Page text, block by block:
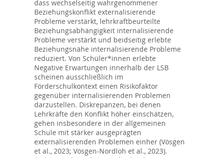
dass wechselseitig wahrgenommener
Beziehungskonflikt externalisierende
Probleme verstärkt, lehrkraftbeurteilte
Beziehungsabhängigkeit internalisierende
Probleme verstärkt und beidseitig erlebte
Beziehungsnähe internalisierende Probleme
reduziert. Von Schüler*innen erlebte
Negative Erwartungen innerhalb der LSB
scheinen ausschließlich im
Förderschulkontext einen Risikofaktor
gegenüber internalisierenden Problemen
darzustellen. Diskrepanzen, bei denen
Lehrkräfte den Konflikt höher einschätzen,
gehen insbesondere in der allgemeinen
Schule mit stärker ausgeprägten
externalisierenden Problemen einher (Vösgen
et al., 2023; Vösgen-Nordloh et al., 2023).